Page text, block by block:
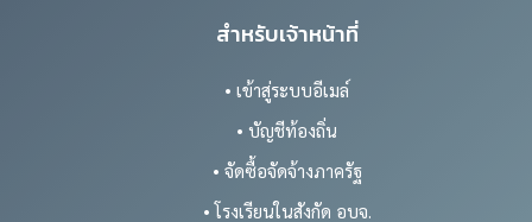
สำหรับเจ้าหน้าที่
• เข้าสู่ระบบอีเมล์
• บัญชีท้องถิ่น
• จัดซื้อจัดจ้างภาครัฐ
• โรงเรียนในสังกัด อบจ.